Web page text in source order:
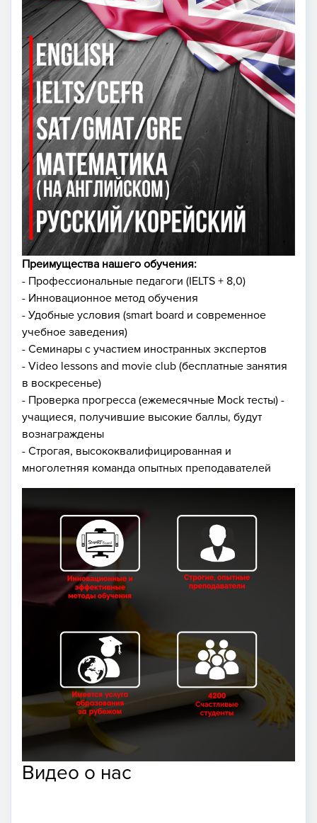
Преимущества нашего обучения:
- Профессиональные педагоги (IELTS + 8,0)
- Инновационное метод обучения
- Удобные условия (smart board и современное
учебное заведения)
- Семинары с участием иностранных экспертов
- Video lessons and movie club (бесплатные занятия
в воскресенье)
- Проверка прогресса (ежемесячные Mock тесты) -
учащиеся, получившие высокие баллы, будут
вознаграждены
- Строгая, высококвалифицированная и
многолетняя команда опытных преподавателей
Видео о нас